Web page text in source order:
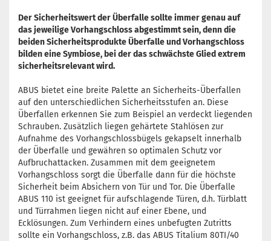
Der Sicherheitswert der Überfalle sollte immer genau auf
das jeweilige Vorhangschloss abgestimmt sein, denn die
beiden Sicherheitsprodukte Überfalle und Vorhangschloss
bilden eine Symbiose, bei der das schwächste Glied extrem
sicherheitsrelevant wird.
ABUS bietet eine breite Palette an Sicherheits-Überfallen
auf den unterschiedlichen Sicherheitsstufen an. Diese
Überfallen erkennen Sie zum Beispiel an verdeckt liegenden
Schrauben. Zusätzlich liegen gehärtete Stahlösen zur
Aufnahme des Vorhangschlossbügels gekapselt innerhalb
der Überfalle und gewähren so optimalen Schutz vor
Aufbruchattacken. Zusammen mit dem geeignetem
Vorhangschloss sorgt die Überfalle dann für die höchste
Sicherheit beim Absichern von Tür und Tor. Die Überfalle
ABUS 110 ist geeignet für aufschlagende Türen, d.h. Türblatt
und Türrahmen liegen nicht auf einer Ebene, und
Ecklösungen. Zum Verhindern eines unbefugten Zutritts
sollte ein Vorhangschloss, z.B. das ABUS Titalium 80TI/40